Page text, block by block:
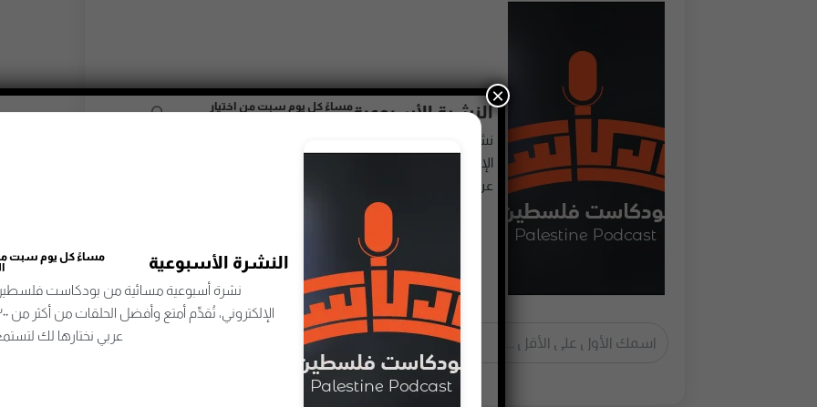
النشرة الأسبوعيةمساءً كل يوم سبت من اختيار
نشرة أسبوعية مسائية من بودكاست فلسطين تصلُك إلى بريدك
عربي نختارها لك لتستمع وتستمتع وتتعلّم.
اشترك
النشرة الأسبوعية
مساءً كل يوم سبت من
نشرة أسبوعية مسائية من بودكاست
عربي نختارها لك
×